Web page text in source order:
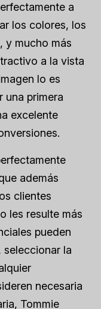
a
los colores, los
, y mucho más
a la vista
lo es
una primera
excelente
además
clientes
les resulte más
pueden
seleccionar la
necesaria
Tommie